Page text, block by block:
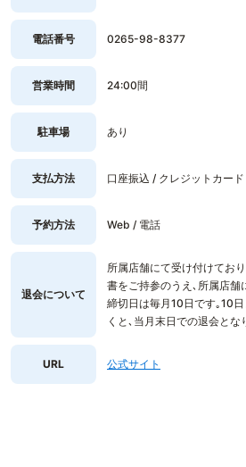
電話番号 0265-98-8377
営業時間 24:00間
駐車場 あり
支払方法 口座振込 / クレジットカード
予約方法 Web / 電話
退会について
所属店舗にて受け付けてお
書をご持参のうえ､所属店舗
締切日は毎月10日です｡10
くと､当月末日での退会とな
URL 公式サイト